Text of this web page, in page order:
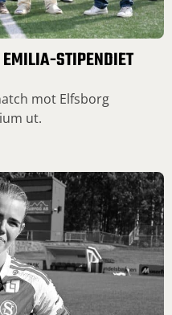
STIPENDIET
mot Elfsborg
ut.